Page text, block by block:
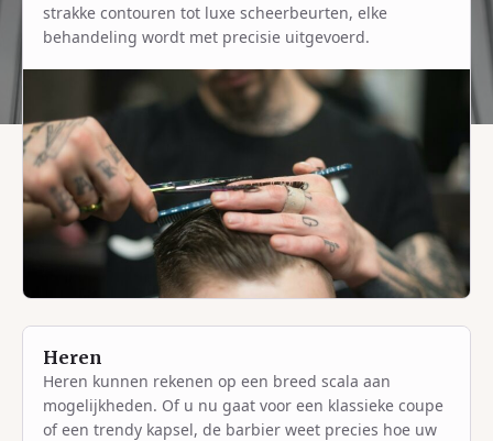
strakke contouren tot luxe scheerbeurten, elke
behandeling wordt met precisie uitgevoerd.
Heren
Heren kunnen rekenen op een breed scala aan
mogelijkheden. Of u nu gaat voor een klassieke coupe
of een trendy kapsel, de barbier weet precies hoe uw